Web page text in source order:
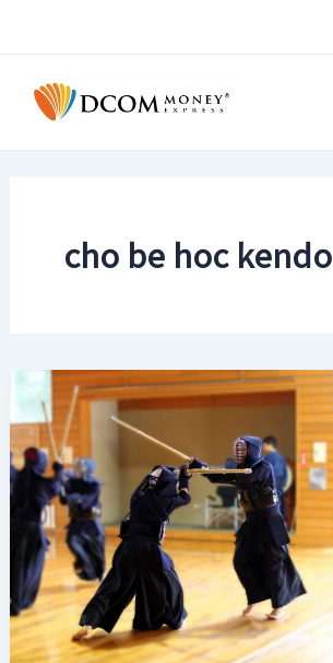
cho be hoc kendo